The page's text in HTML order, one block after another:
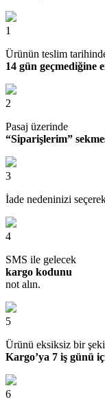
1
Ürünün teslim
14 gün geçmediğine
2
Pasaj üzerinde
“Siparişlerim”
3
İade nedeninizi
4
SMS ile gelecek
kargo kodunu
not alın.
5
Ürünü eksiksiz bir
Kargo’ya 7 iş günü
6